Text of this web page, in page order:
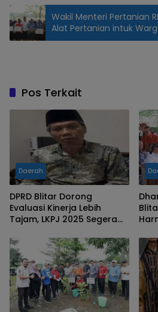
Kirab Pataka Jer
Bewa dalam
rangka
memperingati
Hari Jadi ke-79
Provinsi Jawa
Timur di
Pendopo
Sasana Adi
Praja, pada
Kamis,
(3/10/24).foto(
arif/
lensanusantara)
Wakil Menteri Pertanian
Alat Pertanian intuk
Pos Terkait
Daerah
DPRD Blitar Dorong
Evaluasi Kinerja Lebih
Tajam, LKPJ 2025 Segera